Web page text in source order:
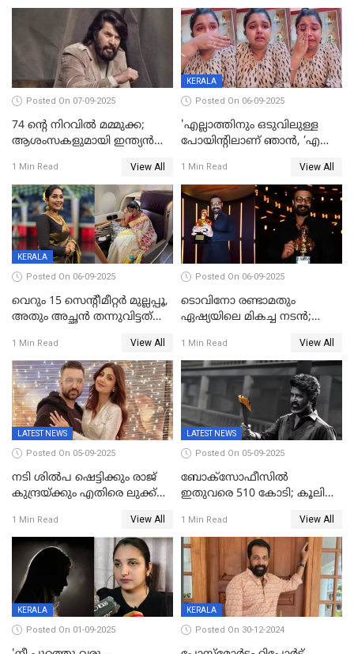
ഗ്രേസ് ആന്റണി
Posted On 07-09-2025
74 ന്റെ നിറവിൽ മമ്മുക്ക;
ആശംസകളുമായി ഇന്ത്യൻ
1 Min Read View All
KERALA
Posted On 06-09-2025
'എല്ലാത്തിനും ഒടുവിലുള്ള
പോയിന്റിലാണ് ഞാൻ, ‘എന്‍റെ
സ്നേഹിച്ചയാള്‍ തന്നെ
വഞ്ചിച്ചുപോയി’, ലൈവ്
വിഡിയോയിൽ
പൊട്ടിക്കരഞ്ഞ് നടി
1 Min Read View All
KERALA
Posted On 06-09-2025
വെറും 15 സെന്റീമീറ്റര്‍ മുല്ലപ്പൂ,
അതും അച്ഛൻ തന്നുവിട്ടത്
ലക്ഷം രൂപ പിഴ; നവ്യ
28ദിവസത്തിനകം പിഴ
അടയ്ക്കണം
1 Min Read View All
Posted On 06-09-2025
ടൊവിനോ രണ്ടാമതും
ഏഷ്യയിലെ മികച്ച നടന്‍;
പുരസ്‌കാരം
1 Min Read View All
LATEST NEWS
Posted On 05-09-2025
നടി ശിൽപ ഷെട്ടിക്കും രാജ്
കുന്ദ്രയ്ക്കും എതിരെ ലുക്ക്
1 Min Read View All
LATEST NEWS
Posted On 05-09-2025
ബോക്സോഫീസിൽ
ഇതുവരെ 510 കോടി; കൂലി
തീയതി പുറത്ത്
1 Min Read View All
KERALA
Posted On 01-09-2025
KERALA
Posted On 30-12-2024